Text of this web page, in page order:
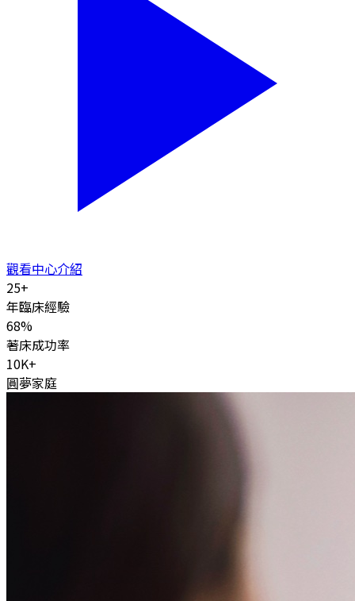
觀看中心介紹
25+
年臨床經驗
68%
著床成功率
10K+
圓夢家庭